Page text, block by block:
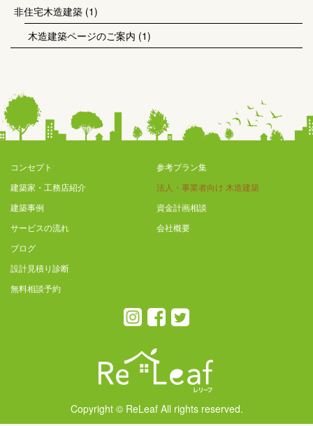
非住宅木造建築 (1)
木造建築ページのご案内 (1)
コンセプト
建築家・工務店紹介
建築事例
サービスの流れ
参考プラン集
法人・事業者向け 木造建築
資金計画相談
会社概要
ブログ
設計見積り診断
無料相談予約
Copyright © ReLeaf All rights reserved.